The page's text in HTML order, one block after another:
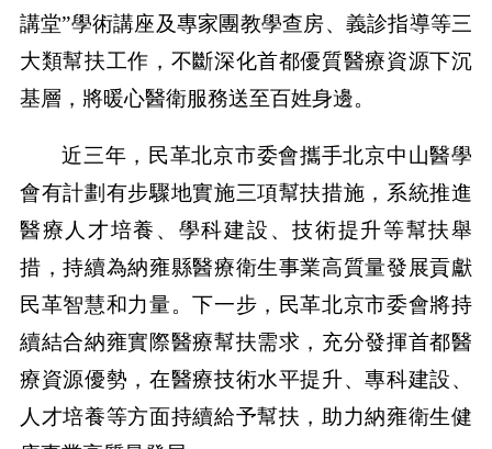
講堂”學術講座及專家團教學查房、義診指導等三
大類幫扶工作，不斷深化首都優質醫療資源下沉
基層，將暖心醫衛服務送至百姓身邊。
近三年，民革北京市委會攜手北京中山醫學
會有計劃有步驟地實施三項幫扶措施，系統推進
醫療人才培養、學科建設、技術提升等幫扶舉
措，持續為納雍縣醫療衛生事業高質量發展貢獻
民革智慧和力量。下一步，民革北京市委會將持
續結合納雍實際醫療幫扶需求，充分發揮首都醫
療資源優勢，在醫療技術水平提升、專科建設、
人才培養等方面持續給予幫扶，助力納雍衛生健